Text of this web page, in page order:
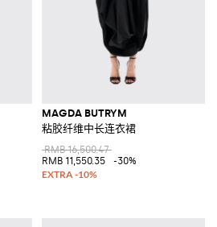
MAGDA BUTRYM
粘胶纤维中长连衣裙
RMB 16,500.47
RMB 11,550.35
-30%